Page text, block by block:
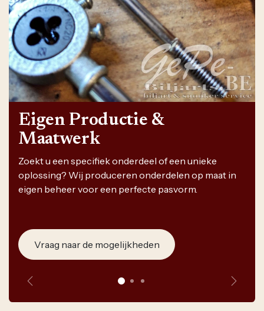
Eigen Productie &
Maatwerk
Zoekt u een specifiek onderdeel of een unieke
oplossing? Wij produceren onderdelen op maat in
eigen beheer voor een perfecte pasvorm.
Vraag naar de mogelijkheden
Vorige